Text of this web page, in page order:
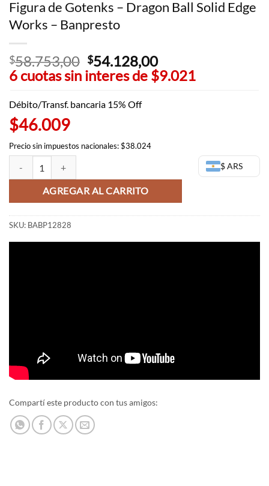
Figura de Gotenks – Dragon Ball Solid Edge
Works – Banpresto
$58.753,00 El
precio
era:
$54.128,00El
precio
6 cuotas sin interes de $9.021
Débito/Transf. bancaria 15% Off
$46.009
Precio sin impuestos nacionales: $38.024
$ ARS
Figura de Gotenks - Dragon Ball Solid Edge Works - Banpresto
AGREGAR AL CARRITO
SKU: BABP12828
Compartí este producto con tus amigos: